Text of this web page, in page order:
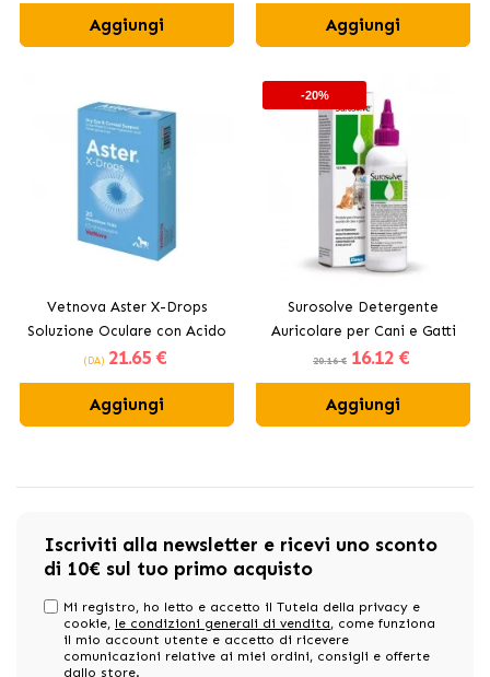
Aggiungi Aggiungi
Vetnova Aster X-Drops
Soluzione Oculare con Acido
Ialuronico per Cani e Gatti
(DA) 21.65 €
Aggiungi
-20%
Surosolve Detergente
Auricolare per Cani e Gatti
20.16 € 16.12 €
Aggiungi
Iscriviti alla newsletter e ricevi uno sconto
di 10€ sul tuo primo acquisto
Mi registro, ho letto e accetto il Tutela della privacy e
cookie, le condizioni generali di vendita, come funziona
il mio account utente e accetto di ricevere
comunicazioni relative ai miei ordini, consigli e offerte
dallo store.